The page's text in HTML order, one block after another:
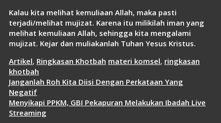
Kalau kita melihat kemuliaan Allah, maka pasti
terjadi/melihat mujizat. Karena itu milikilah iman yang
melihat kemuliaan Allah, sehingga kita mengalami
mujizat. Kejar dan muliakanlah Tuhan Yesus Kristus.
Kategori
Artikel, Ringkasan Khotbah Tag
materi komsel, ringkasan
khotbah
Janganlah Roh Kita Diisi Dengan Perkataan Yang
Negatif
Menyikapi PPKM, GBI Pekapuran Melakukan Ibadah Live
Streaming